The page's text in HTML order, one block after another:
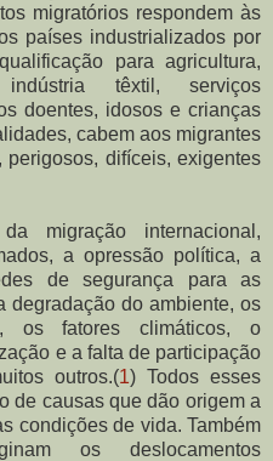
migratórios respondem às
países industrializados por
para agricultura,
indústria têxtil, serviços
doentes, idosos e crianças
cabem aos migrantes
difíceis, exigentes
migração internacional,
a opressão política, a
de segurança para as
degradação do ambiente, os
os fatores climáticos, o
e a falta de participação
outros.(1) Todos esses
de causas que dão origem a
condições de vida. Também
os deslocamentos